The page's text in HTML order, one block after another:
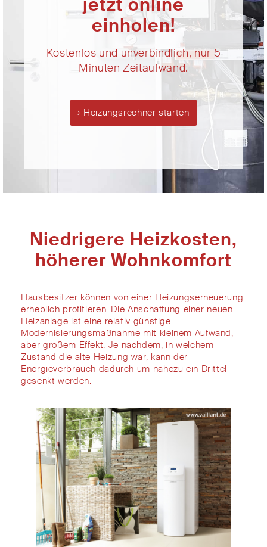
einholen!
Kostenlos und unverbindlich, nur 5
Minuten Zeitaufwand.
Heizungsrechner starten
Niedrigere Heizkosten,
höherer Wohnkomfort
Hausbesitzer können von einer Heizungserneuerung
erheblich profitieren. Die Anschaffung einer neuen
Heizanlage ist eine relativ günstige
Modernisierungsmaßnahme mit kleinem Aufwand,
aber großem Effekt. Je nachdem, in welchem
Zustand die alte Heizung war, kann der
Energieverbrauch dadurch um nahezu ein Drittel
gesenkt werden.